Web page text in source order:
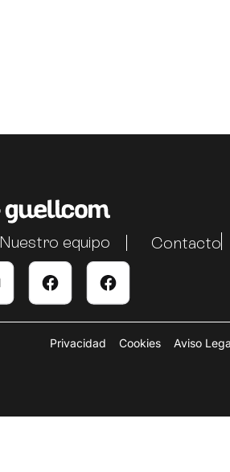
Nuestro equipo Contacto
Privacidad Cookies Aviso